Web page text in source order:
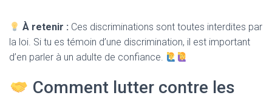
À retenir : Ces discriminations sont toutes interdites par
la loi. Si tu es témoin d’une discrimination, il est important
d’en parler à un adulte de confiance.
Comment lutter contre les